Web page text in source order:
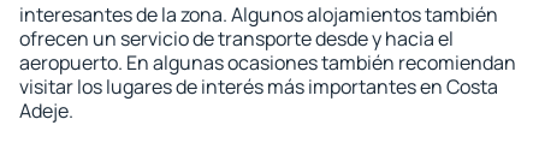
interesantes de la zona. Algunos alojamientos también
ofrecen un servicio de transporte desde y hacia el
aeropuerto. En algunas ocasiones también recomiendan
visitar los lugares de interés más importantes en Costa
Adeje.